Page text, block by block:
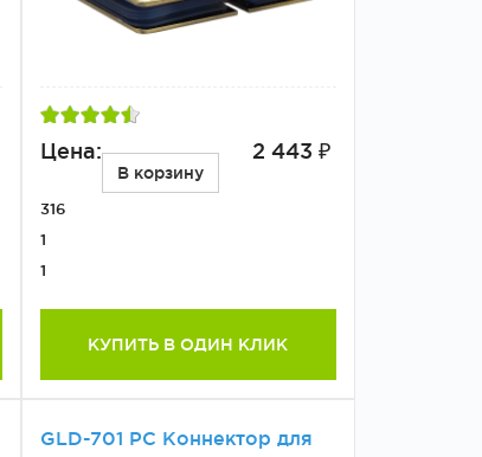
Цена: 2 443 ₽
В корзину
316
1
1
КУПИТЬ В ОДИН КЛИК
GLD-701 PC Коннектор для